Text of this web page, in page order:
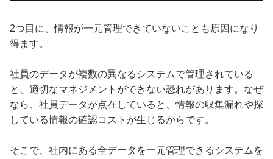
2つ目に、情報が一元管理できていないことも原因になり
得ます。
社員のデータが複数の異なるシステムで管理されている
と、適切なマネジメントができない恐れがあります。なぜ
なら、社員データが点在していると、情報の収集漏れや探
している情報の確認コストが生じるからです。
そこで、社内にある全データを一元管理できるシステムを